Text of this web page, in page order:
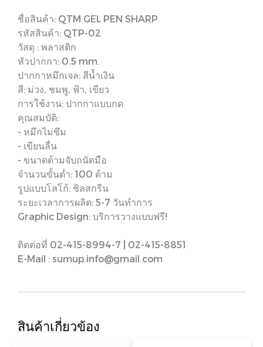
ชื่อสินค้า: QTM GEL PEN SHARP
รหัสสินค้า: QTP-02
วัสดุ : พลาสติก
หัวปากกา: 0.5 mm.
ปากกาหมึกเจล: สีน้ำเงิน
สี: ม่วง, ชมพู, ฟ้า, เขียว
การใช้งาน: ปากกาแบบกด
คุณสมบัติ:
- หมึกไม่ซึม
- เขียนลื่น
- ขนาดด้ามจับถนัดมือ
จำนวนขั้นต่ำ: 100 ด้าม
รูปแบบโลโก้: ซิลสกรีน
ระยะเวลาการผลิต: 5-7 วันทำการ
Graphic Design: บริการวางแบบฟรี!
ติดต่อที่ 02-415-8994-7 | 02-415-8851
E-Mail : sumup.info@gmail.com
สินค้าเกี่ยวข้อง